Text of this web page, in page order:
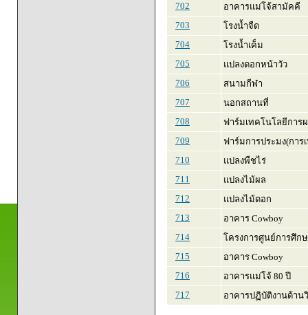
702
อาคารแม่โจ้สามัคคี
703
โรงน้ำจืด
704
โรงน้ำเค็ม
705
แปลงดอกหน้าวัว
706
สนามกีฬา
707
นอกสถานที่
708
ฟาร์มเทคโนโลยีการ
709
ฟาร์มการประมง(การ
710
แปลงพืชไร่
711
แปลงไม้ผล
712
แปลงไม้ดอก
713
อาคาร Cowboy
714
โครงการศูนย์การศึก
715
อาคาร Cowboy
716
อาคารแม่โจ้ 80 ปี
717
อาคารปฏิบัติงานด้าน